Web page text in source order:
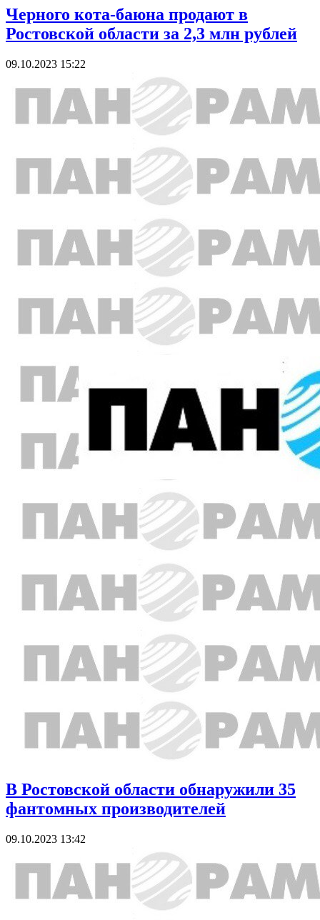
Черного кота-баюна продают в
Ростовской области за 2,3 млн рублей
09.10.2023 15:22
В Ростовской области обнаружили 35
фантомных производителей
09.10.2023 13:42